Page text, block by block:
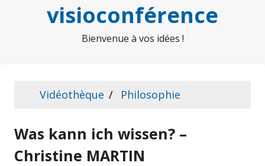
visioconférence
Bienvenue à vos idées !
Vidéothèque Philosophie
Was kann ich wissen? –
Christine MARTIN